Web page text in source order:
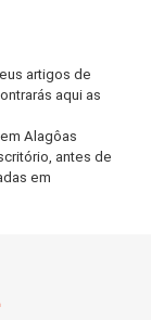
artigos de
aqui as
Alagôas
antes de
em